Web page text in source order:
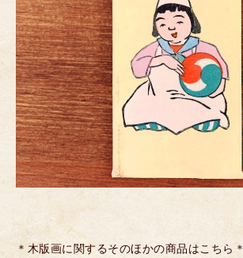
＊木版画に関するそのほかの商品はこちら＊